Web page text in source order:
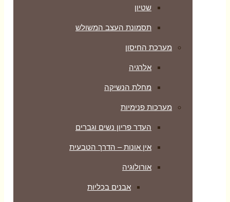
שטיון
תסמונת העצב המשולש
מערכת החיסון
אלרגיה
מחלת הנשיקה
מערכות פנימיות
העדר פריון נשים וגברים
אין אונות – הדרך הטבעית
אורולוגיה
אבנים בכליות